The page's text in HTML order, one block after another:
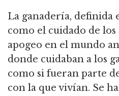
La ganadería, definida
como el cuidado de los
apogeo en el mundo
donde cuidaban a los
como si fueran parte
con la que vivían. Se